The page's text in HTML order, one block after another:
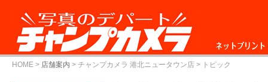
ネットプリント
HOME > 店舗案内 > チャンプカメラ 港北ニュータウン店 > トピック